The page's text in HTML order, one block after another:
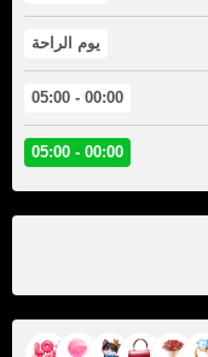
يوم الراحة
00:00 - 05:00
00:00 - 05:00